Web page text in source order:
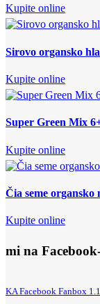
Kupite online
Sirovo organsko
Kupite online
Super Green Mix
Kupite online
Čia seme organsko
Kupite online
mi na
KA Facebook Fanbox 1.1